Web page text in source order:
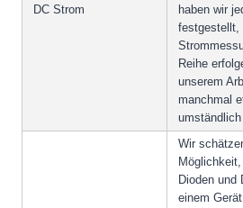
DC Strom
haben wir
festgestellt,
Reihe
unserem
manchmal
Wir
Dioden und
einem